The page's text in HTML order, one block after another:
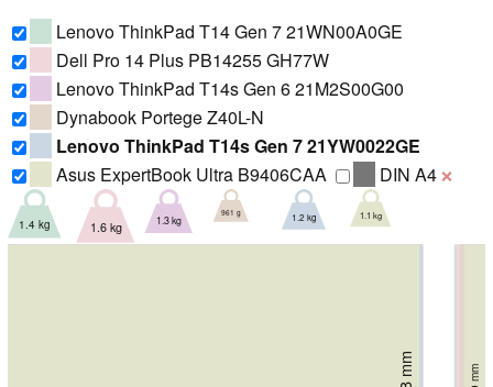
Lenovo ThinkPad T14 Gen 7 21WN00A0GE
Dell Pro 14 Plus PB14255 GH77W
Lenovo ThinkPad T14s Gen 6 21M2S00G00
Dynabook Portege Z40L-N
Lenovo ThinkPad T14s Gen 7 21YW0022GE
Asus ExpertBook Ultra B9406CAA
DIN A4 ❌
1.4 kg 1.6 kg 1.3 kg
961 g 1.2 kg 1.1 kg